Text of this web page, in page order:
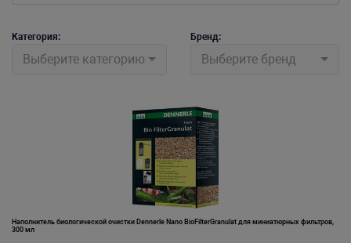
Категория:
Выберите категорию
Бренд:
Выберите бренд
Наполнитель биологической очистки Dennerle Nano BioFilterGranulat для миниатюрных фильтров,
300 мл